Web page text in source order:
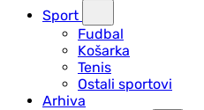
Sport
Fudbal
Košarka
Tenis
Ostali sportovi
Arhiva